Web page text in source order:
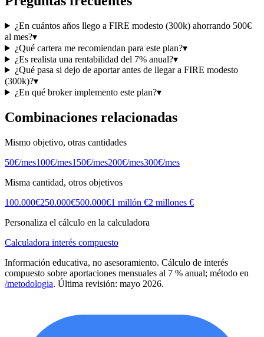
¿En cuántos años llego a FIRE modesto (300k) ahorrando 500€
al mes?▾
¿Qué cartera me recomiendan para este plan?▾
¿Es realista una rentabilidad del 7% anual?▾
¿Qué pasa si dejo de aportar antes de llegar a FIRE modesto
(300k)?▾
¿En qué broker implemento este plan?▾
Combinaciones relacionadas
Mismo objetivo, otras cantidades
50€/mes100€/mes150€/mes200€/mes300€/mes
Misma cantidad, otros objetivos
100.000€250.000€500.000€1 millón €2 millones €
Personaliza el cálculo en la calculadora
Calculadora interés compuesto
Información educativa, no asesoramiento. Cálculo de interés
compuesto sobre aportaciones mensuales al 7 % anual; método en
/metodologia. Última revisión: mayo 2026.